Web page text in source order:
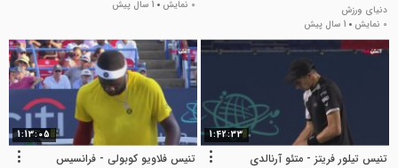
دنیای ورزش
0 نمایش
1 سال پیش
0 نمایش
1 سال پیش
1:42:33
تنیس تیلور فریتز - متئو آرنالدی
1:13:05
تنیس فلاویو کوبولی - فرانسیس